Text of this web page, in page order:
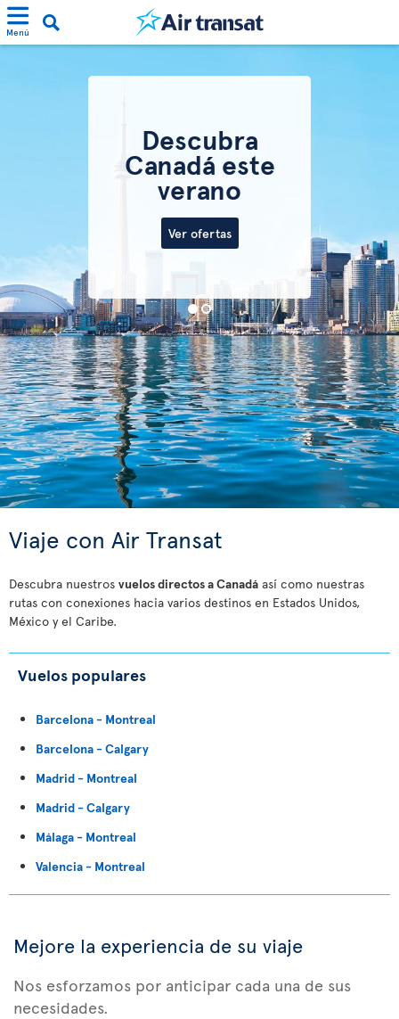
Menú
Descubra
Canadá este
verano
Ver ofertas
Viaje con Air Transat
Descubra nuestros vuelos directos a Canadá así como nuestras
rutas con conexiones hacia varios destinos en Estados Unidos,
México y el Caribe.
Vuelos populares
Barcelona - Montreal
Barcelona - Calgary
Madrid - Montreal
Madrid - Calgary
Málaga - Montreal
Valencia - Montreal
Mejore la experiencia de su viaje
Nos esforzamos por anticipar cada una de sus
necesidades.